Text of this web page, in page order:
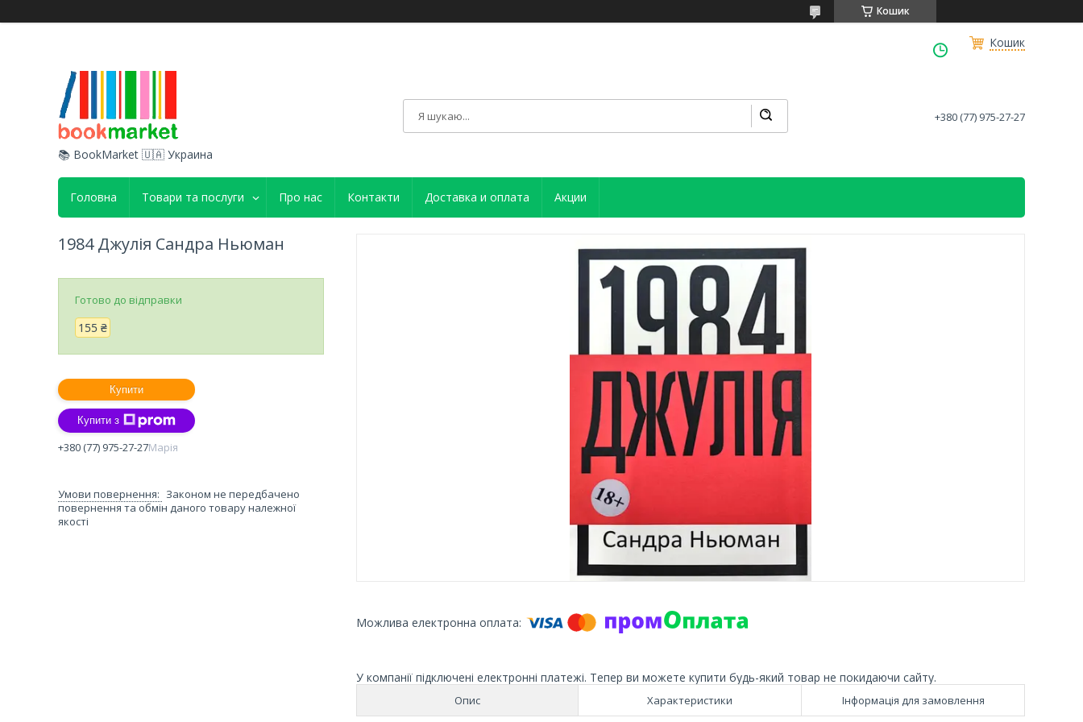
Кошик
Кошик
📚 BookMarket 🇺🇦 Украина
+380 (77) 975-27-27
Головна Товари та послуги Про нас Контакти Доставка и оплата Акции
У компанії підключені електронні платежі. Тепер ви можете купити будь-який товар не покидаючи сайту.
Опис Характеристики Інформація для замовлення
1984 Джулія Сандра Ньюман
Готово до відправки
155 ₴
Купити
Купити з
+380 (77) 975-27-27Марія
Законом не передбачено
повернення та обмін даного товару належної
якості